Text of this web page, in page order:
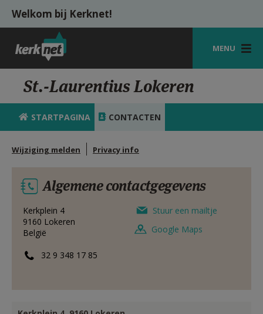
Overslaan en naar de inhoud gaan
Welkom bij Kerknet!
MENU
STARTPAGINA
KERK
VIERINGEN
SHOP
ZOEKEN
HULP
MIJN PAROCHIE
AANMELDEN OF REGISTREREN
St.-Laurentius Lokeren
STARTPAGINA CONTACTEN
Wijziging melden Privacy info
Algemene contactgegevens
Kerkplein 4
9160 Lokeren
België
32 9 348 17 85
Stuur een mailtje
Google Maps